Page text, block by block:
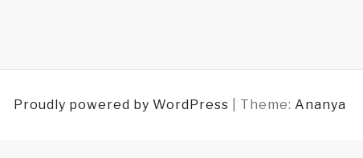
Proudly powered by WordPress Theme: Ananya